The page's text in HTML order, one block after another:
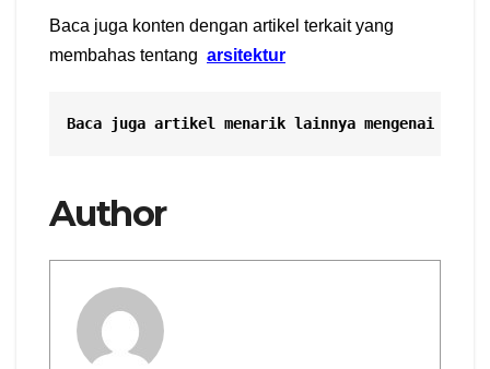
Baca juga konten dengan artikel terkait yang
membahas tentang arsitektur
Baca juga artikel menarik lainnya mengenai
Author